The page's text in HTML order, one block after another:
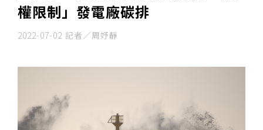
權限制」發電廠碳排
2022-07-02 記者／周妤靜